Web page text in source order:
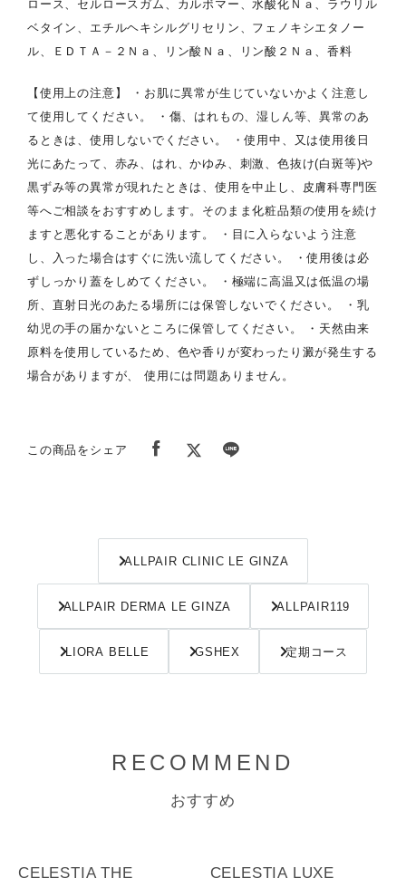
ロース、セルロースガム、カルボマー、水酸化Ｎａ、ラウリル
ベタイン、エチルヘキシルグリセリン、フェノキシエタノー
ル、ＥＤＴＡ－２Ｎａ、リン酸Ｎａ、リン酸２Ｎａ、香料
【使用上の注意】 ・お肌に異常が生じていないかよく注意し
て使用してください。 ・傷、はれもの、湿しん等、異常のあ
るときは、使用しないでください。 ・使用中、又は使用後日
光にあたって、赤み、はれ、かゆみ、刺激、色抜け(白斑等)や
黒ずみ等の異常が現れたときは、使用を中止し、皮膚科専門医
等へご相談をおすすめします。そのまま化粧品類の使用を続け
ますと悪化することがあります。 ・目に入らないよう注意
し、入った場合はすぐに洗い流してください。 ・使用後は必
ずしっかり蓋をしめてください。 ・極端に高温又は低温の場
所、直射日光のあたる場所には保管しないでください。 ・乳
幼児の手の届かないところに保管してください。 ・天然由来
原料を使用しているため、色や香りが変わったり澱が発生する
場合がありますが、 使用には問題ありません。
この商品をシェア
ALLPAIR CLINIC LE GINZA
ALLPAIR DERMA LE GINZA ALLPAIR119
LIORA BELLE GSHEX 定期コース
RECOMMEND
おすすめ
CELESTIA THE
NEW
CELESTIA LUXE